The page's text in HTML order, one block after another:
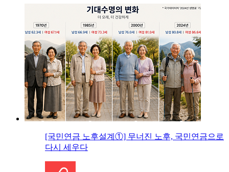
[국민연금 노후설계①] 무너진 노후, 국민연금으로
다시 세우다